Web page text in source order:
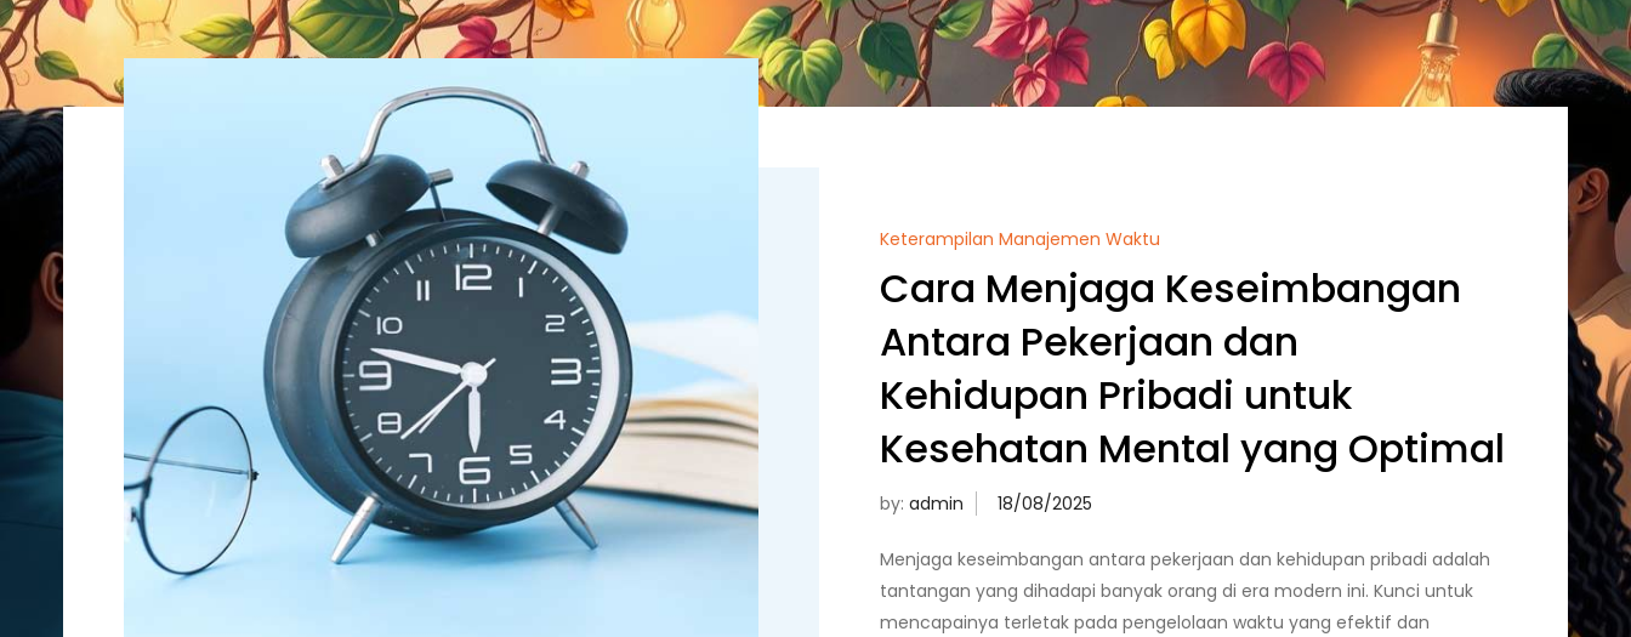
Keterampilan Manajemen Waktu
Cara Menjaga Keseimbangan
Antara Pekerjaan dan
Kehidupan Pribadi untuk
Kesehatan Mental yang Optimal
by:admin
Menjaga keseimbangan antara pekerjaan dan kehidupan pribadi adalah
tantangan yang dihadapi banyak orang di era modern ini. Kunci untuk
mencapainya terletak pada pengelolaan waktu yang efektif dan